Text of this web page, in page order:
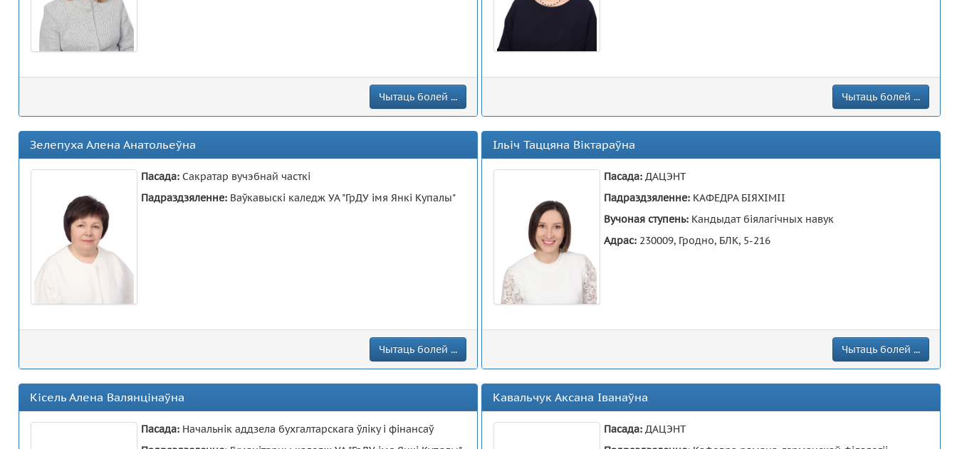
Чытаць болей ... Чытаць болей ...
Зелепуха Алена Анатольеўна
Пасада: Сакратар вучэбнай часткі
Падраздзяленне: Ваўкавыскі каледж УА "ГрДУ імя Янкі Купалы"
Чытаць болей ...
Ільіч Таццяна Віктараўна
Пасада: ДАЦЭНТ
Падраздзяленне: КАФЕДРА БІЯХІМІІ
Вучоная ступень: Кандыдат біялагічных навук
Адрас: 230009, Гродно, БЛК, 5-216
Чытаць болей ...
Кісель Алена Валянцінаўна
Пасада: Начальнік аддзела бухгалтарскага ўліку і фінансаў
Кавальчук Аксана Іванаўна
Пасада: ДАЦЭНТ